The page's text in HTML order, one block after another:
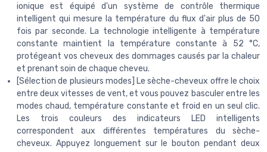
ionique est équipé d'un système de contrôle thermique
intelligent qui mesure la température du flux d'air plus de 50
fois par seconde. La technologie intelligente à température
constante maintient la température constante à 52 °C,
protégeant vos cheveux des dommages causés par la chaleur
et prenant soin de chaque cheveu.
[Sélection de plusieurs modes] Le sèche-cheveux offre le choix
entre deux vitesses de vent, et vous pouvez basculer entre les
modes chaud, température constante et froid en un seul clic.
Les trois couleurs des indicateurs LED intelligents
correspondent aux différentes températures du sèche-
cheveux. Appuyez longuement sur le bouton pendant deux